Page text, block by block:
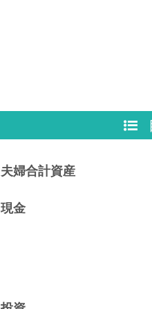
夫婦合計資産
現金